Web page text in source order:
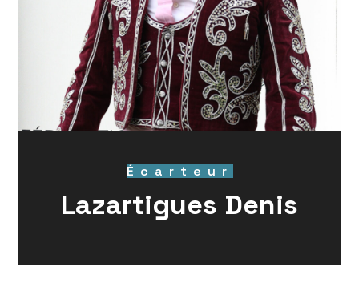
Écarteur
Lazartigues Denis